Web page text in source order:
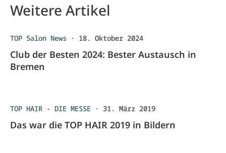
Weitere Artikel
TOP Salon News · 18. Oktober 2024
Club der Besten 2024: Bester Austausch in
Bremen
TOP HAIR - DIE MESSE · 31. März 2019
Das war die TOP HAIR 2019 in Bildern